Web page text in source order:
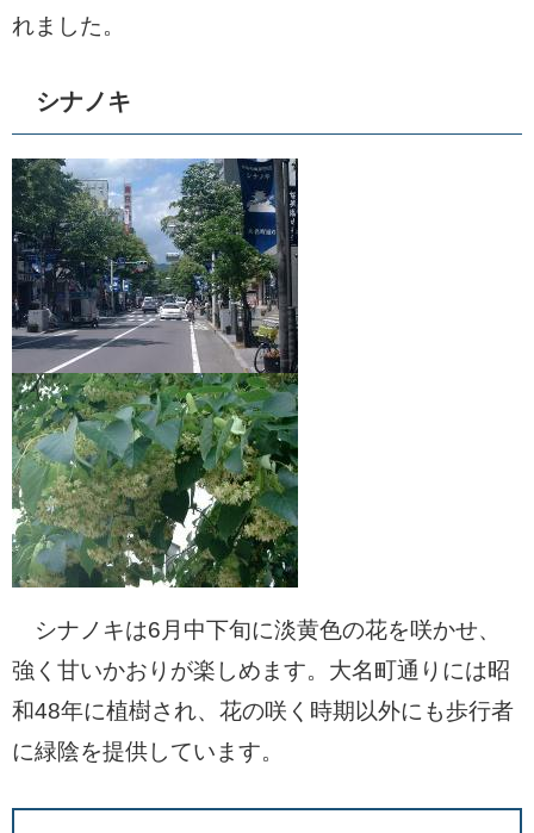
れました。
シナノキ
シナノキは6月中下旬に淡黄色の花を咲かせ、
強く甘いかおりが楽しめます。大名町通りには昭
和48年に植樹され、花の咲く時期以外にも歩行者
に緑陰を提供しています。